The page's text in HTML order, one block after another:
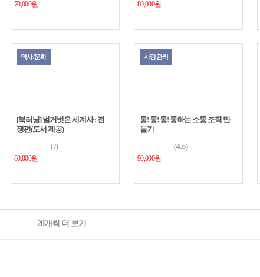
70,000원
80,000원
역사/문화
[북러닝] 벌거벗은 세계사 : 전
쟁편(도서 제공)
(7)
80,000원
사람관리
통! 통! 통! 통하는 소통 조직 만
들기
(405)
90,000원
20개씩 더 보기